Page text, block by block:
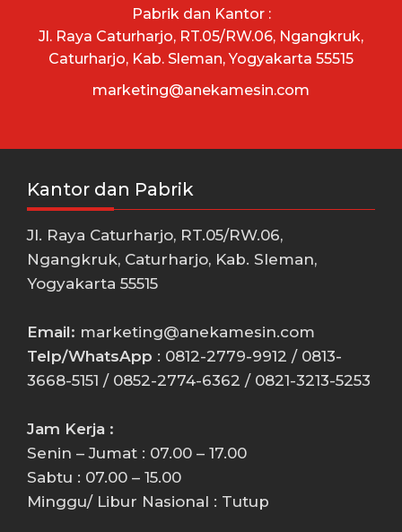
Pabrik dan Kantor :
Jl. Raya Caturharjo, RT.05/RW.06, Ngangkruk,
Caturharjo, Kab. Sleman, Yogyakarta 55515
marketing@anekamesin.com
Kantor dan Pabrik
Jl. Raya Caturharjo, RT.05/RW.06,
Ngangkruk, Caturharjo, Kab. Sleman,
Yogyakarta 55515
Email: marketing@anekamesin.com
Telp/WhatsApp : 0812-2779-9912 / 0813-
3668-5151 / 0852-2774-6362 / 0821-3213-5253
Jam Kerja :
Senin – Jumat : 07.00 – 17.00
Sabtu : 07.00 – 15.00
Minggu/ Libur Nasional : Tutup